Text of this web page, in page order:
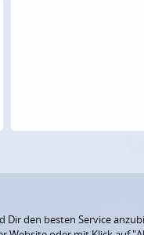
den besten Service